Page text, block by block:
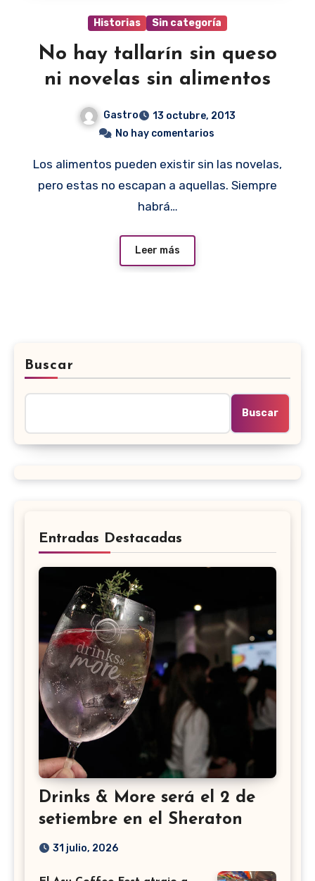
Historias Sin categoría
No hay tallarín sin queso
ni novelas sin alimentos
Gastro
13 octubre, 2013
No hay comentarios
Los alimentos pueden existir sin las novelas,
pero estas no escapan a aquellas. Siempre
habrá…
Leer más
Buscar
Buscar
Entradas Destacadas
Drinks & More será el 2 de
setiembre en el Sheraton
31 julio, 2026